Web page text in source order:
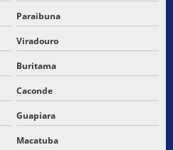
Paraibuna
Viradouro
Buritama
Caconde
Guapiara
Macatuba